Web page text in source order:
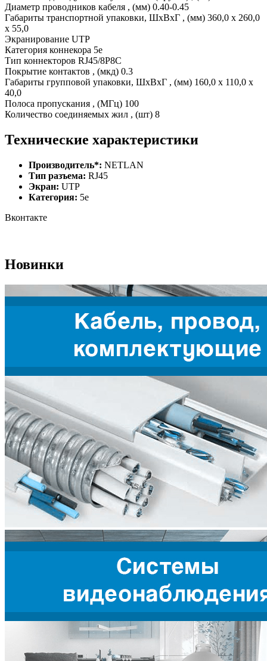
Диаметр проводников кабеля , (мм) 0.40-0.45
Габариты транспортной упаковки, ШхВхГ , (мм) 360,0 x 260,0
x 55,0
Экранирование UTP
Категория коннекора 5e
Тип коннекторов RJ45/8P8C
Покрытие контактов , (мкд) 0.3
Габариты групповой упаковки, ШхВхГ , (мм) 160,0 x 110,0 x
40,0
Полоса пропускания , (МГц) 100
Количество соединяемых жил , (шт) 8
Технические характеристики
Производитель*: NETLAN
Тип разъема: RJ45
Экран: UTP
Категория: 5e
Вконтакте
Новинки